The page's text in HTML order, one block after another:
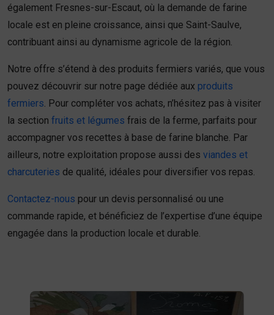
également Fresnes-sur-Escaut, où la demande de farine
locale est en pleine croissance, ainsi que Saint-Saulve,
contribuant ainsi au dynamisme agricole de la région.
Notre offre s’étend à des produits fermiers variés, que vous
pouvez découvrir sur notre page dédiée aux produits
fermiers . Pour compléter vos achats, n’hésitez pas à visiter
la section fruits et légumes frais de la ferme, parfaits pour
accompagner vos recettes à base de farine blanche. Par
ailleurs, notre exploitation propose aussi des viandes et
charcuteries de qualité, idéales pour diversifier vos repas.
Contactez-nous pour un devis personnalisé ou une
commande rapide, et bénéficiez de l’expertise d’une équipe
engagée dans la production locale et durable.